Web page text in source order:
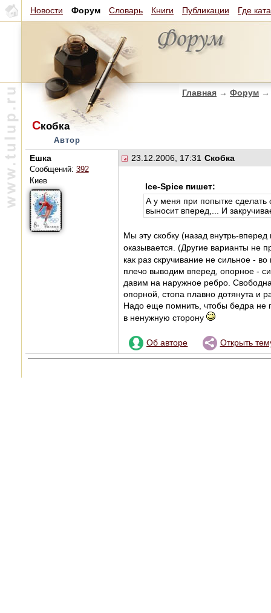
Новости Форум Словарь Книги Публикации Где
Главная → Форум →
Скобка
Автор
Ешка
Сообщений: 392
Киев
23.12.2006, 17:31 Скобка
Ice-Spice пишет:
А у меня при попытке сделать
выносит вперед,... И
Мы эту скобку (назад внутрь-
оказывается. (Другие варианты не
как раз скручивание не сильное -
плечо выводим вперед, опорное -
давим на наружное ребро.
опорной, стопа плавно дотянута и
Надо еще помнить, чтобы бедра не
в ненужную сторону
Об авторе Открыть